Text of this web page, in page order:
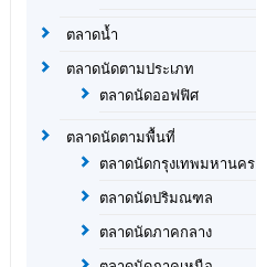
ตลาดน้ำ
ตลาดนัดตามประเภท
ตลาดนัดออฟฟิศ
ตลาดนัดตามพื้นที่
ตลาดนัดกรุงเทพมหานคร
ตลาดนัดปริมณฑล
ตลาดนัดภาคกลาง